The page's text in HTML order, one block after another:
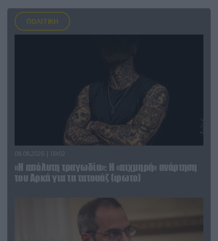
ΠΟΛΙΤΙΚΗ
08.08.2026 | 09:02
«Η απόλυτη τραγωδία»: Η «αιχμηρή» ανάρτηση
του Αρκά για τα τατουάζ (φωτο)